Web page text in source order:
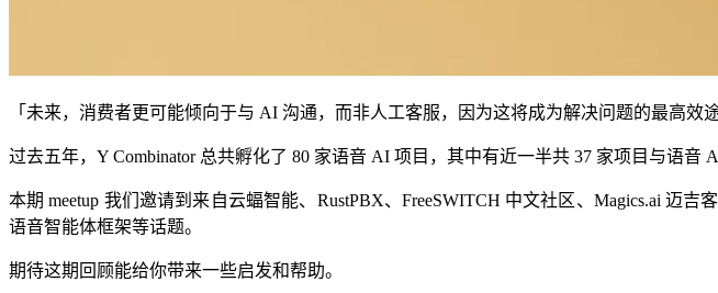
「未来，消费者更可能倾向于与 AI 沟通，而非人工客服，因为这将成为解决问题的最高效途
过去五年，Y Combinator 总共孵化了 80 家语音 AI 项目，其中有近一半共 37 家项目与语
本期 meetup 我们邀请到来自云蝠智能、RustPBX、FreeSWITCH 中文社区、Magics.ai 迈
语音智能体框架等话题。
期待这期回顾能给你带来一些启发和帮助。